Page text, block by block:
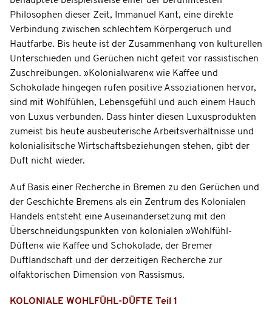
Philosophen dieser Zeit, Immanuel Kant, eine direkte
Verbindung zwischen schlechtem Körpergeruch und
Hautfarbe. Bis heute ist der Zusammenhang von kulturellen
Unterschieden und Gerüchen nicht gefeit vor rassistischen
Zuschreibungen. »Kolonialwaren« wie Kaffee und
Schokolade hingegen rufen positive Assoziationen hervor,
sind mit Wohlfühlen, Lebensgefühl und auch einem Hauch
von Luxus verbunden. Dass hinter diesen Luxusprodukten
zumeist bis heute ausbeuterische Arbeitsverhältnisse und
kolonialisitsche Wirtschaftsbeziehungen stehen, gibt der
Duft nicht wieder.
Auf Basis einer Recherche in Bremen zu den Gerüchen und
der Geschichte Bremens als ein Zentrum des Kolonialen
Handels entsteht eine Auseinandersetzung mit den
Überschneidungspunkten von kolonialen »Wohlfühl-
Düften« wie Kaffee und Schokolade, der Bremer
Duftlandschaft und der derzeitigen Recherche zur
olfaktorischen Dimension von Rassismus.
KOLONIALE WOHLFÜHL-DÜFTE Teil 1